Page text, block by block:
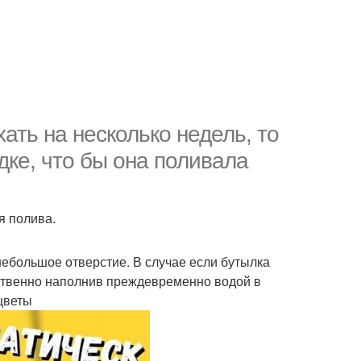
на несколько недель, то
что бы она поливала
полива.
отверстие. В случае если бутылка
наполнив преждевременно водой в